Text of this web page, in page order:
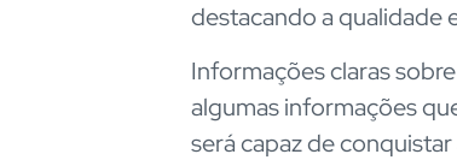
destacando a qualidade
Informações claras
algumas informações
será capaz de